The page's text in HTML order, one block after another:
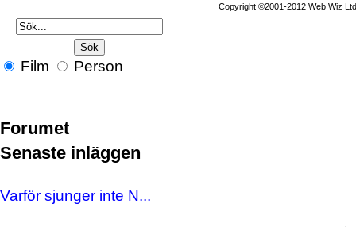
Copyright ©2001-2012 Web Wiz
Film Person
Forumet
Senaste inläggen
Varför sjunger inte N...